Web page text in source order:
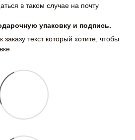
в таком случае на почту
упаковку и подпись.
текст который хотите, чтобы